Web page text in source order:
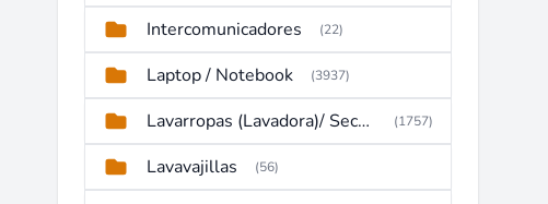
Intercomunicadores (22)
Laptop / Notebook (3937)
Lavarropas (Lavadora)/ Secadoras (1757)
Lavavajillas (56)